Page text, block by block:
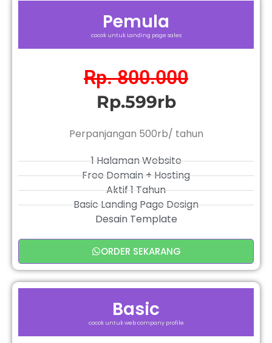
Pemula
cocok untuk Landing page sales
Rp. 800.000
Rp.599rb
Perpanjangan 500rb/ tahun
1 Halaman Website
Free Domain + Hosting
Aktif 1 Tahun
Basic Landing Page Design
Desain Template
ORDER SEKARANG
Basic
cocok untuk web company profile